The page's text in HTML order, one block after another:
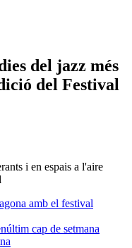
del jazz més
del Festival
i en espais a l'aire
amb el festival
cap de setmana